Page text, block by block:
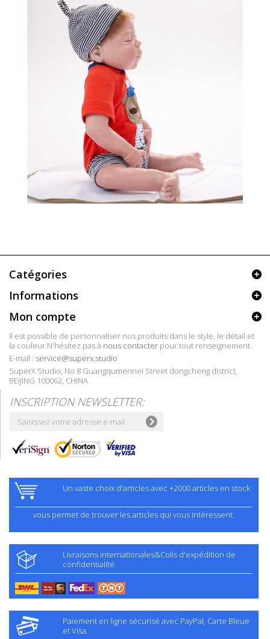
Catégories
Informations
Mon compte
Il est possible de personnaliser nos produits dans le style, le détail et
la couleur.N'hésitez pas à nous contacter pour tout renseignement.
E-mail : service@superx.studio
SuperX Studio, No.8 Guangqumennei Street dongcheng district,
BEIJING 100062, CHINA
INSCRIPTION NEWSLETTER:
Un vaste choix d'articles avec +2000 articles en stock
vous permet de trouver les articles qui vous intéressent.
Livraisons internationales&Colis d'expédition de
confidentialité.
Paiement en ligne sécurisé avec PayPal, Carte Bleue
et Visa.